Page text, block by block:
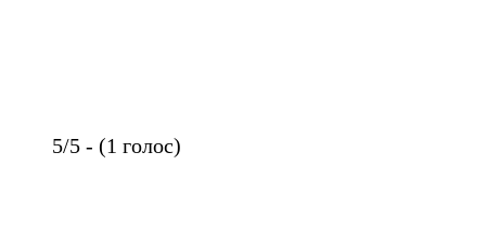
5/5 - (1 голос)